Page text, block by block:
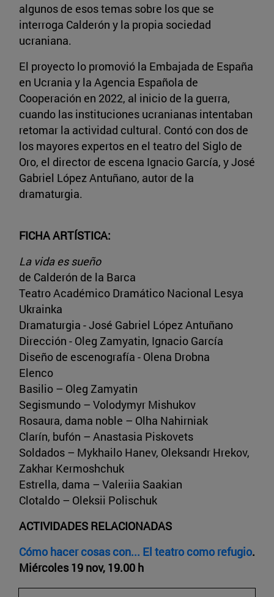
algunos de esos temas sobre los que se
interroga Calderón y la propia sociedad
ucraniana.
El proyecto lo promovió la Embajada de España
en Ucrania y la Agencia Española de
Cooperación en 2022, al inicio de la guerra,
cuando las instituciones ucranianas intentaban
retomar la actividad cultural. Contó con dos de
los mayores expertos en el teatro del Siglo de
Oro, el director de escena Ignacio García, y José
Gabriel López Antuñano, autor de la
dramaturgia.
FICHA ARTÍSTICA:
La vida es sueño
de Calderón de la Barca
Teatro Académico Dramático Nacional Lesya
Ukrainka
Dramaturgia - José Gabriel López Antuñano
Dirección - Oleg Zamyatin, Ignacio García
Diseño de escenografía - Olena Drobna
Elenco
Basilio – Oleg Zamyatin
Segismundo – Volodymyr Mishukov
Rosaura, dama noble – Olha Nahirniak
Clarín, bufón – Anastasia Piskovets
Soldados – Mykhailo Hanev, Oleksandr Hrekov,
Zakhar Kermoshchuk
Estrella, dama – Valeriia Saakian
Clotaldo – Oleksii Polischuk
ACTIVIDADES RELACIONADAS
Cómo hacer cosas con... El teatro como refugio.
Miércoles 19 nov, 19.00 h